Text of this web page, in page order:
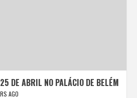
DE ABRIL NO PALÁCIO DE BELÉM
AGO